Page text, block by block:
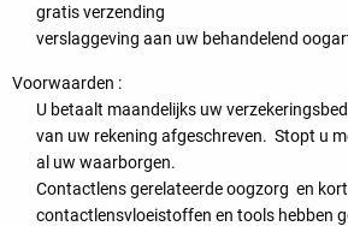
gratis verzending
verslaggeving aan uw behandelend
Voorwaarden :
U betaalt maandelijks uw
van uw rekening afgeschreven. Stopt u
al uw waarborgen.
Contactlens gerelateerde oogzorg en
contactlensvloeistoffen en tools hebben